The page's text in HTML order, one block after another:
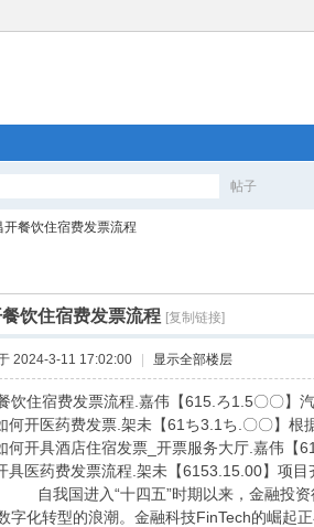
帖子
开餐饮住宿费发票流程
饮住宿费发票流程 [复制链接]
2024-3-11 17:02:00 显示全部楼层
饮住宿费发票流程.嘉伟【615.ろ1.5〇〇】
何开医药费发票.架未【61ち3.1ち.〇〇】根
何开具酒店住宿发票_开票服务大厅.嘉伟【
具医药费发票流程.架未【6153.15.00】项
进入“十四五”时期以来，金融投资行业
字化转型的浪潮。金融科技FinTech的崛起